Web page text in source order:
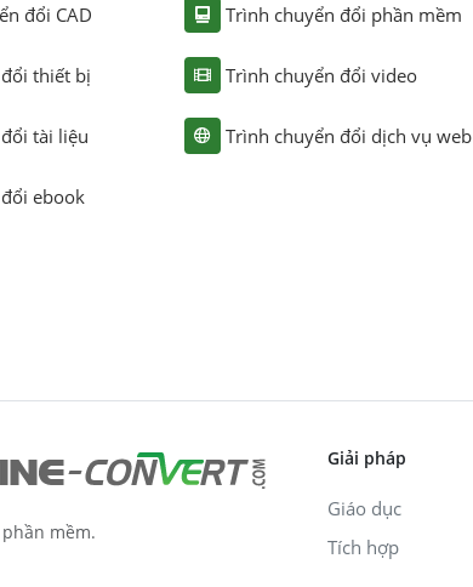
đổi CAD
thiết bị
tài liệu
ebook
Trình chuyển đổi phần mềm
Trình chuyển đổi video
Trình chuyển đổi dịch vụ web
mềm.
Giải pháp
Giáo dục
Tích hợp